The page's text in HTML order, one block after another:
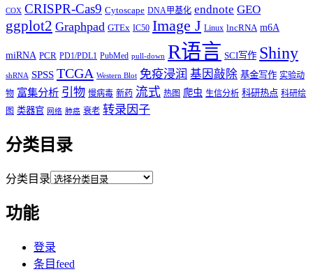
COX CRISPR-Cas9 Cytoscape DNA甲基化 endnote GEO
ggplot2 Graphpad GTEx IC50 Image J Linux lncRNA m6A
miRNA PCR PD1/PDL1 PubMed pull-down R语言 SCI写作 Shiny
shRNA SPSS TCGA Western Blot 免疫浸润 基因敲除 基金写作 实验动
物 富集分析 引物 慢病毒 新药 流式 热图 爬虫 生信分析 科研热点 科研绘
图 类器官 网络 肺癌 衰老 转录因子
分类目录
分类目录
功能
登录
条目feed